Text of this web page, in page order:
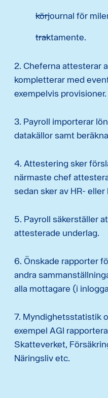
körjournal för
traktamente.
2. Cheferna attesterar
kompletterar med
exempelvis provisioner.
3. Payroll importerar
datakällor samt
4. Attestering sker
närmaste chef
sedan sker av HR-
5. Payroll säkerställer
attesterade underlag.
6. Önskade rapporter
andra
alla mottagare (i
7. Myndighetsstatistik
exempel AGI
Skatteverket,
Näringsliv etc.